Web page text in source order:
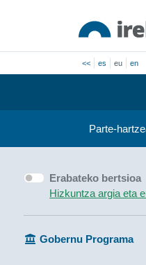
<< es eu en
Parte-
Erabateko bertsioa
Hizkuntza argia eta
Gobernu Programa